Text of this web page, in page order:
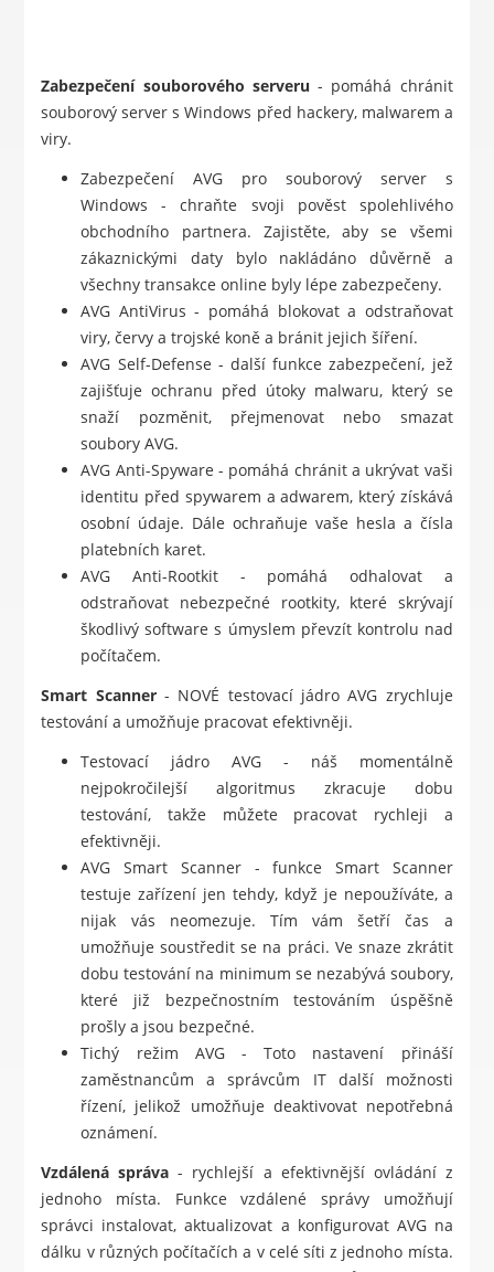
Zabezpečení souborového serveru - pomáhá chránit
souborový server s Windows před hackery, malwarem a
viry.
Zabezpečení AVG pro souborový server s
Windows - chraňte svoji pověst spolehlivého
obchodního partnera. Zajistěte, aby se všemi
zákaznickými daty bylo nakládáno důvěrně a
všechny transakce online byly lépe zabezpečeny.
AVG AntiVirus - pomáhá blokovat a odstraňovat
viry, červy a trojské koně a bránit jejich šíření.
AVG Self-Defense - další funkce zabezpečení, jež
zajišťuje ochranu před útoky malwaru, který se
snaží pozměnit, přejmenovat nebo smazat
soubory AVG.
AVG Anti-Spyware - pomáhá chránit a ukrývat vaši
identitu před spywarem a adwarem, který získává
osobní údaje. Dále ochraňuje vaše hesla a čísla
platebních karet.
AVG Anti-Rootkit - pomáhá odhalovat a
odstraňovat nebezpečné rootkity, které skrývají
škodlivý software s úmyslem převzít kontrolu nad
počítačem.
Smart Scanner- NOVÉ testovací jádro AVG zrychluje
testování a umožňuje pracovat efektivněji.
Testovací jádro AVG - náš momentálně
nejpokročilejší algoritmus zkracuje dobu
testování, takže můžete pracovat rychleji a
efektivněji.
AVG Smart Scanner - funkce Smart Scanner
testuje zařízení jen tehdy, když je nepoužíváte, a
nijak vás neomezuje. Tím vám šetří čas a
umožňuje soustředit se na práci. Ve snaze zkrátit
dobu testování na minimum se nezabývá soubory,
které již bezpečnostním testováním úspěšně
prošly a jsou bezpečné.
Tichý režim AVG - Toto nastavení přináší
zaměstnancům a správcům IT další možnosti
řízení, jelikož umožňuje deaktivovat nepotřebná
oznámení.
Vzdálená správa - rychlejší a efektivnější ovládání z
jednoho místa. Funkce vzdálené správy umožňují
správci instalovat, aktualizovat a konfigurovat AVG na
dálku v různých počítačích a v celé síti z jednoho místa.